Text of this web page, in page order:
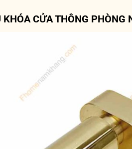
CỬA THÔNG PHÒNG